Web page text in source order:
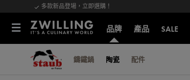
多款新品登場，立即選購！
品牌 產品 SALE
鑄鐵鍋 陶瓷 配件